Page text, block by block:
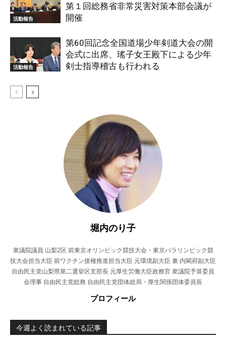
活動報告
第１回総務省非常災害対策本部会議が
開催
活動報告
第60回記念全国道場少年剣道大会の開
会式に出席、瑤子女王殿下による少年
剣士指導稽古も行われる
堀内のり子
衆議院議員 山梨2区 前東京オリンピック競技大会・東京パラリンピック競
技大会担当大臣 前ワクチン接種推進担当大臣 元環境副大臣 兼 内閣府副大臣
自由民主党山梨県第二選挙区支部長 元厚生労働大臣政務官 衆議院予算委員
会理事 自由民主党総務 自由民主党団体総局・厚生関係団体委員長
プロフィール
今週よく読まれている記事